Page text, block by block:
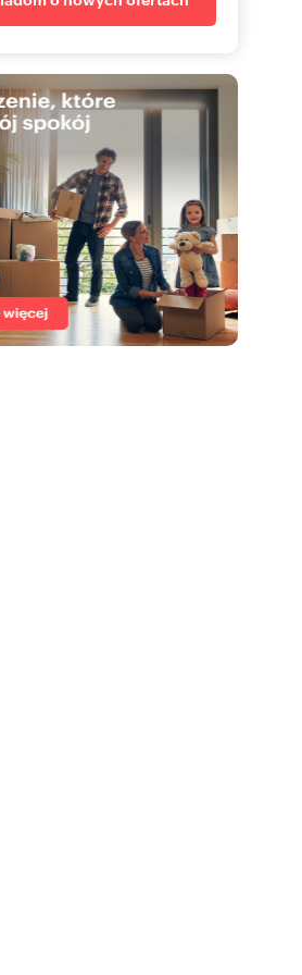
property manager for
2089/OMW
19641